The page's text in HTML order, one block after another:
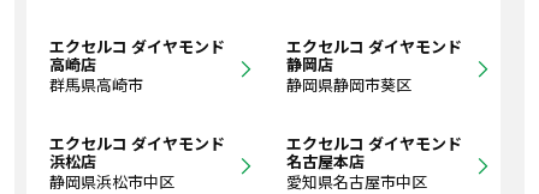
エクセルコ ダイヤモンド
高崎店
群馬県高崎市
エクセルコ ダイヤモンド
静岡店
静岡県静岡市葵区
エクセルコ ダイヤモンド
浜松店
静岡県浜松市中区
エクセルコ ダイヤモンド
名古屋本店
愛知県名古屋市中区